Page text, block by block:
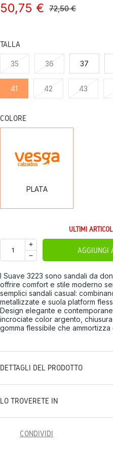
50,75 € 72,50 €
TALLA
35 36 37
41 42 43
COLORE
PLATA
ULTIMI
AGGIUNGI
I Suave 3223 sono sandali da
offrire comfort e stile moderno
semplici sandali casual:
metallizzate e suola platform
Design elegante e
incrociate color argento,
gomma flessibile che ammortizza
DETTAGLI DEL PRODOTTO
LO TROVERETE IN
CONDIVIDI